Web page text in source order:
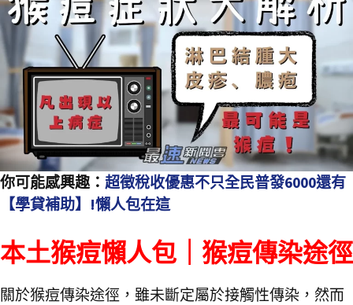
你可能感興趣： 超徵稅收優惠不只全民普發6000還有
【學貸補助】!懶人包在這
本土猴痘懶人包｜猴痘傳染途徑
關於猴痘傳染途徑，雖未斷定屬於接觸性傳染，然而